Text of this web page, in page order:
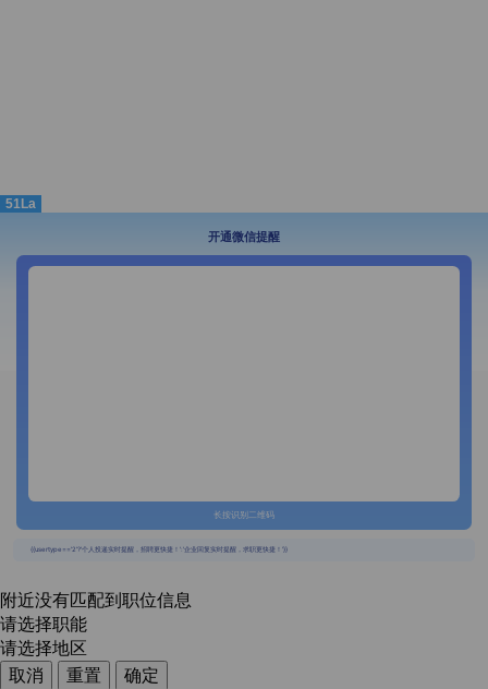
51La
开通微信提醒
长按识别二维码
{{usertype=='2'?'个人投递实时提醒，招聘更快捷！':'企业回复实时提醒，求职更快捷！'}}
附近没有匹配到职位信息
请选择职能
请选择地区
取消
重置
确定